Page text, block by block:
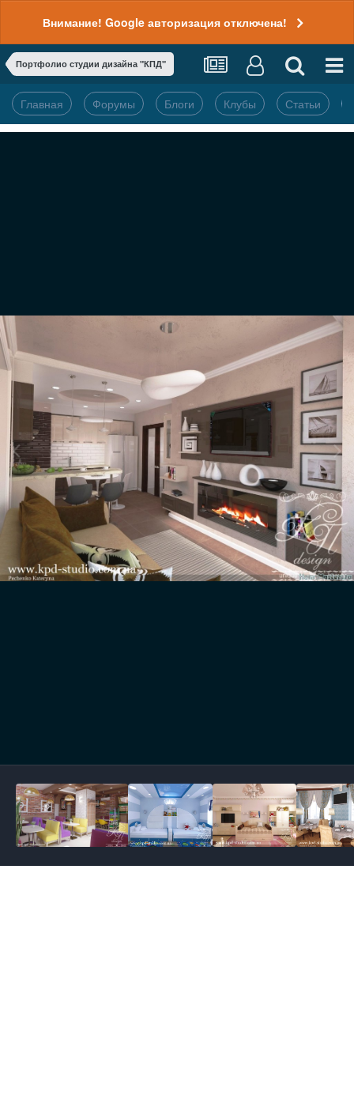
Внимание! Google авторизация отключена!
Портфолио студии дизайна "КПД"
Главная Форумы Блоги Клубы Статьи